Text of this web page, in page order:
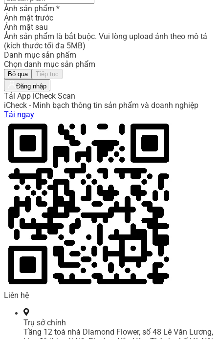
Ảnh sản phẩm *
Ảnh mặt trước
Ảnh mặt sau
Ảnh sản phẩm là bắt buộc. Vui lòng upload ảnh theo mô tả
(kích thước tối đa 5MB)
Danh mục sản phẩm
Chọn danh mục sản phẩm
Bỏ qua
Tiếp tục
Đăng nhập
Tải App iCheck Scan
iCheck - Minh bạch thông tin sản phẩm và doanh nghiệp
Tải ngay
Liên hệ
Trụ sở chính
Tầng 12 toà nhà Diamond Flower, số 48 Lê Văn Lương,